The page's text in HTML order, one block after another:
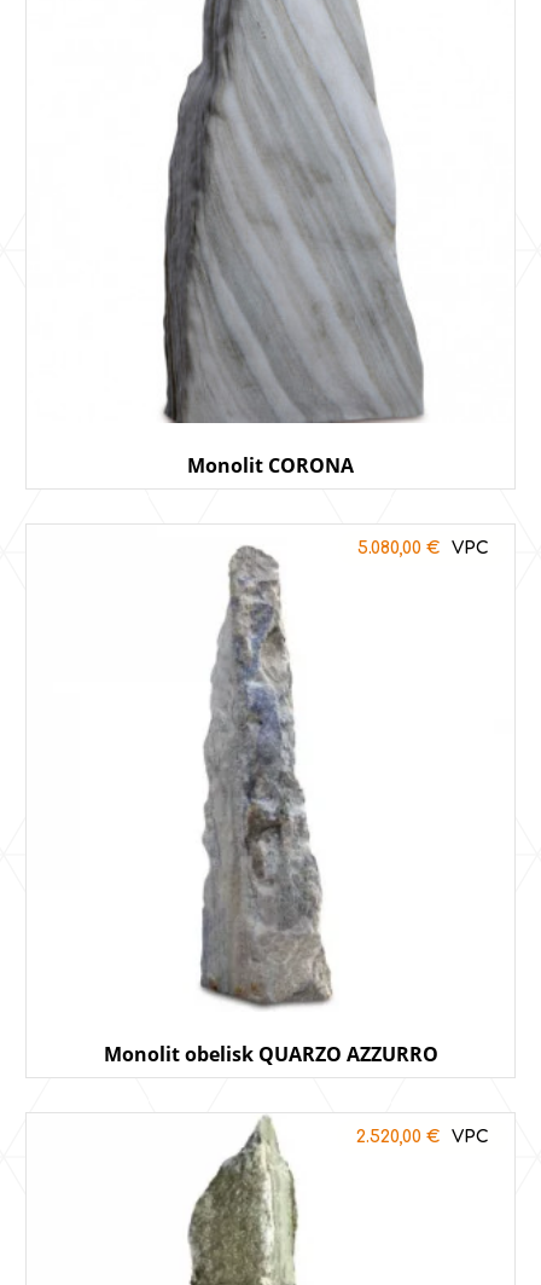
Monolit CORONA
Monolit obelisk QUARZO AZZURRO
5.080,00 €
2.520,00 €